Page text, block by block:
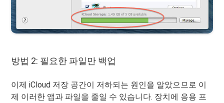
방법 2: 필요한 파일만 백업
이제 iCloud 저장 공간이 저하되는 원인을 알았으므로 이
제 이러한 앱과 파일을 줄일 수 있습니다. 장치에 응용 프